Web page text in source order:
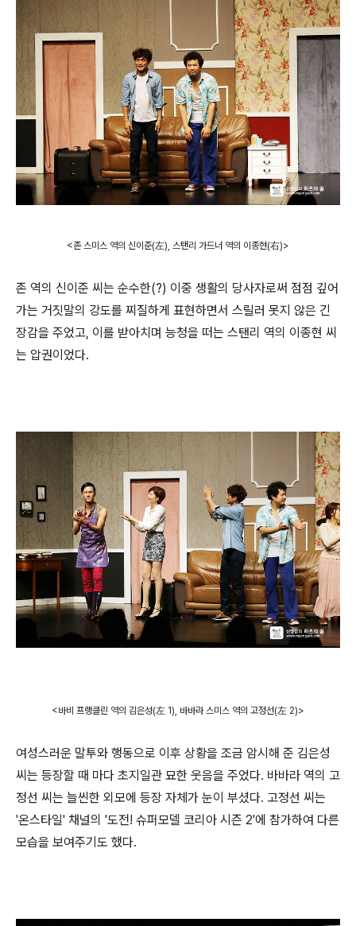
<존 스미스 역의 신이준(左) , 스탠리 가드너 역의 이종현(右)>
존 역의 신이준 씨는 순수한(?) 이중 생활의 당사자로써 점점 깊어
가는 거짓말의 강도를 찌질하게 표현하면서 스릴러 못지 않은 긴
장감을 주었고, 이를 받아치며 능청을 떠는 스탠리 역의 이종현 씨
는 압권이었다.
<바비 프랭클린 역의 김은성(左 1), 바바라 스미스 역의 고정선(左 2)>
여성스러운 말투와 행동으로 이후 상황을 조금 암시해 준 김은성
씨는 등장할 때 마다 초지일관 묘한 웃음을 주었다. 바바라 역의 고
정선 씨는 늘씬한 외모에 등장 자체가 눈이 부셨다. 고정선 씨는
'온스타일' 채널의 '도전! 슈퍼모델 코리아 시즌 2'에 참가하여 다른
모습을 보여주기도 했다.